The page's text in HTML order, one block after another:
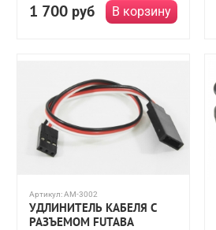
1 700 руб В корзину
Артикул:AM-3002
УДЛИНИТЕЛЬ КАБЕЛЯ С
РАЗЪЕМОМ FUTABA